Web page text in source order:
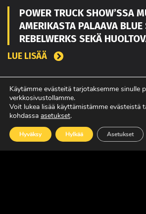
POWER TRUCK SHOW’SSA
AMERIKASTA PALAAVA
REBELWERKS SEKÄ
LUE LISÄÄ
MAXUKSET VIIDEN VUODEN
LUE LISÄÄ
Käytämme evästeitä tarjotaksemme sinulle
verkkosivustollamme.
Voit lukea lisää käyttämistämme evästeistä
kohdassa asetukset.
Hyväksy Hylkää Asetukset